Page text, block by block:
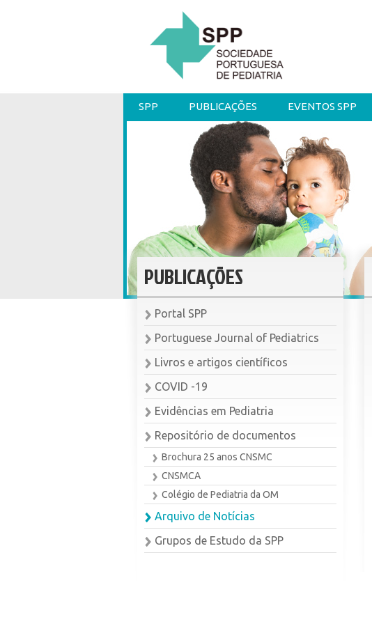
SPP PUBLICAÇÕES EVENTOS SPP
PUBLICAÇÕES
Portal SPP
Portuguese Journal of Pediatrics
Livros e artigos científicos
COVID -19
Evidências em Pediatria
Repositório de documentos
Brochura 25 anos CNSMC
CNSMCA
Colégio de Pediatria da OM
Arquivo de Notícias
Grupos de Estudo da SPP